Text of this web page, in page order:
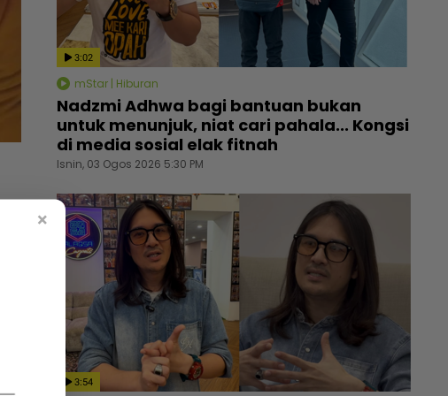
3:02
mStar | Hiburan
Nadzmi Adhwa bagi bantuan bukan
untuk menunjuk, niat cari pahala... Kongsi
di media sosial elak fitnah
Isnin, 03 Ogos 2026 5:30 PM
3:54
×